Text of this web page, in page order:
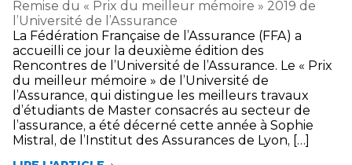
INSTITUTIONNELS
FRANÇAIS
CRÉENT
TROIS
FONDS
D’INVESTISSEMENTS
DE
PLACE
POUR
LUTTER
CONTRE
le
Remise du « Prix du meilleur mémoire » 2019 de
l’Université de l’Assurance
La Fédération Française de l’Assurance (FFA) a
accueilli ce jour la deuxième édition des
Rencontres de l’Université de l’Assurance. Le « Prix
du meilleur mémoire » de l’Université de
l’Assurance, qui distingue les meilleurs travaux
d’étudiants de Master consacrés au secteur de
l’assurance, a été décerné cette année à Sophie
Mistral, de l’Institut des Assurances de Lyon, […]